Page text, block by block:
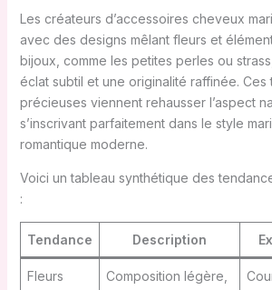
Les créateurs d’accessoires cheveux
avec des designs mêlant fleurs et
bijoux, comme les petites perles ou
éclat subtil et une originalité raffinée. Ces
précieuses viennent rehausser l’aspect
s’inscrivant parfaitement dans le style
romantique moderne.
Voici un tableau synthétique des
:
Tendance Description
Fleurs
Composition légère,